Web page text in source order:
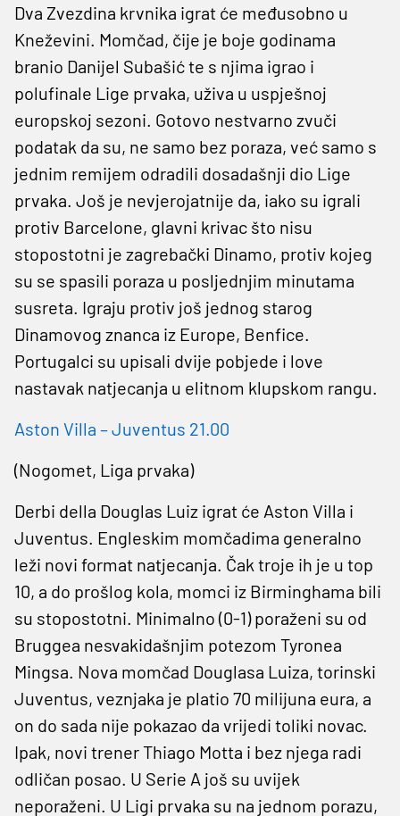
Dva Zvezdina krvnika igrat će međusobno u
Kneževini. Momčad, čije je boje godinama
branio Danijel Subašić te s njima igrao i
polufinale Lige prvaka, uživa u uspješnoj
europskoj sezoni. Gotovo nestvarno zvuči
podatak da su, ne samo bez poraza, već samo s
jednim remijem odradili dosadašnji dio Lige
prvaka. Još je nevjerojatnije da, iako su igrali
protiv Barcelone, glavni krivac što nisu
stopostotni je zagrebački Dinamo, protiv kojeg
su se spasili poraza u posljednjim minutama
susreta. Igraju protiv još jednog starog
Dinamovog znanca iz Europe, Benfice.
Portugalci su upisali dvije pobjede i love
nastavak natjecanja u elitnom klupskom rangu.
Aston Villa – Juventus 21.00
(Nogomet, Liga prvaka)
Derbi della Douglas Luiz igrat će Aston Villa i
Juventus. Engleskim momčadima generalno
leži novi format natjecanja. Čak troje ih je u top
10, a do prošlog kola, momci iz Birminghama bili
su stopostotni. Minimalno (0-1) poraženi su od
Bruggea nesvakidašnjim potezom Tyronea
Mingsa. Nova momčad Douglasa Luiza, torinski
Juventus, veznjaka je platio 70 milijuna eura, a
on do sada nije pokazao da vrijedi toliki novac.
Ipak, novi trener Thiago Motta i bez njega radi
odličan posao. U Serie A još su uvijek
neporaženi. U Ligi prvaka su na jednom porazu,